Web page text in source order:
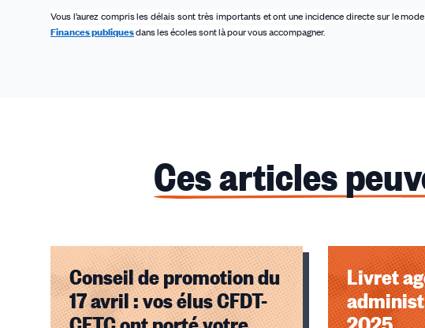
Vous l’aurez compris les délais sont très importants et ont une incidence directe sur le
Finances publiquesdans les écoles sont là pour vous accompagner.
Ces articles
Conseil de promotion du
17 avril : vos élus CFDT-
Livret